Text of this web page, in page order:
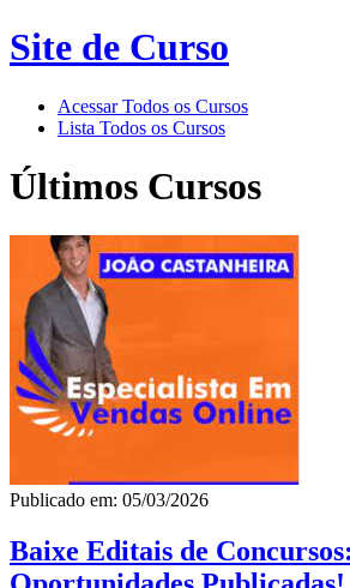
Site de Curso
Acessar Todos os Cursos
Lista Todos os Cursos
Últimos Cursos
Publicado em: 05/03/2026
Baixe Editais de